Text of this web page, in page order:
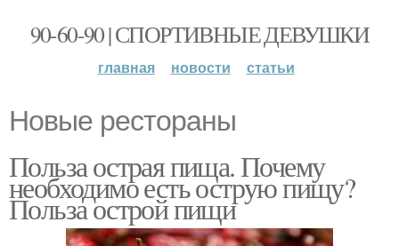
90-60-90 | СПОРТИВНЫЕ ДЕВУШКИ
главная новости статьи
Новые рестораны
Польза острая пища. Почему
необходимо есть острую пищу?
Польза острой пищи